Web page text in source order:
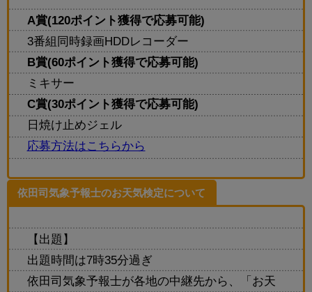
A賞(120ポイント獲得で応募可能)
3番組同時録画HDDレコーダー
B賞(60ポイント獲得で応募可能)
ミキサー
C賞(30ポイント獲得で応募可能)
日焼け止めジェル
応募方法はこちらから
依田司気象予報士のお天気検定について
【出題】
出題時間は7時35分過ぎ
依田司気象予報士が各地の中継先から、「お天